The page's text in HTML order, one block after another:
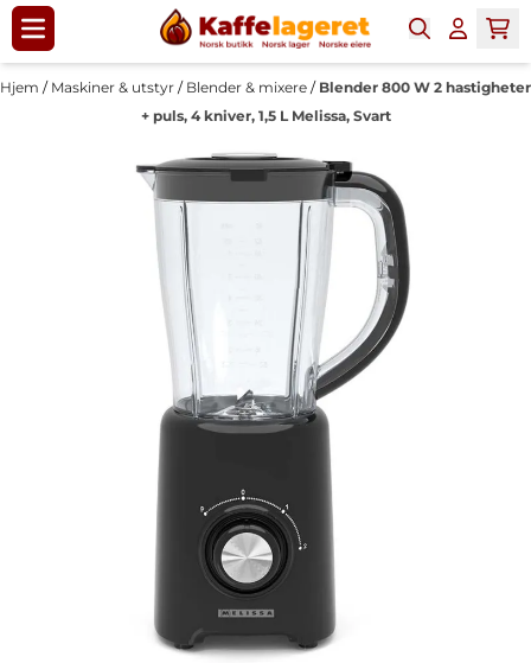
Hopp til innhold
Hjem / Maskiner & utstyr / Blender & mixere / Blender 800 W 2 hastigheter
+ puls, 4 kniver, 1,5 L Melissa, Svart